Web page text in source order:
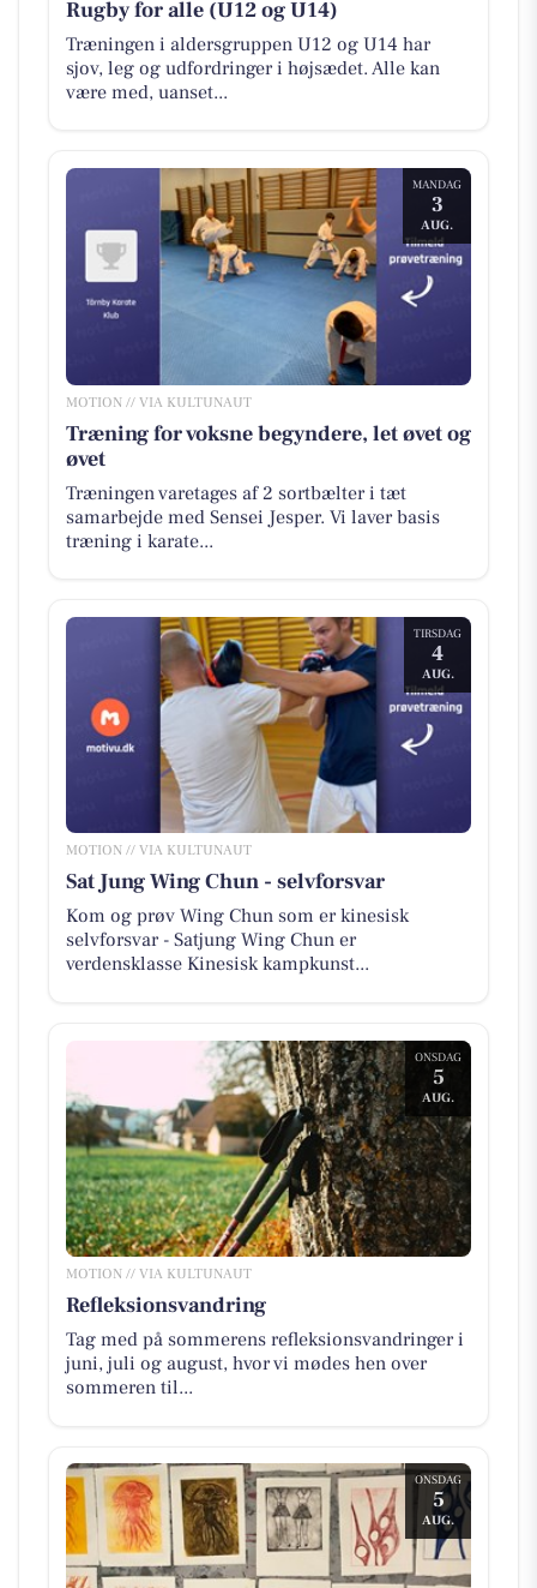
Rugby for alle (U12 og U14)
Træningen i aldersgruppen U12 og U14 har
sjov, leg og udfordringer i højsædet. Alle kan
være med, uanset...
MANDAG
3
AUG.
MOTION // VIA KULTUNAUT
Træning for voksne begyndere, let øvet og
øvet
Træningen varetages af 2 sortbælter i tæt
samarbejde med Sensei Jesper. Vi laver basis
træning i karate...
TIRSDAG
4
AUG.
MOTION // VIA KULTUNAUT
Sat Jung Wing Chun - selvforsvar
Kom og prøv Wing Chun som er kinesisk
selvforsvar - Satjung Wing Chun er
verdensklasse Kinesisk kampkunst...
ONSDAG
5
AUG.
MOTION // VIA KULTUNAUT
Refleksionsvandring
Tag med på sommerens refleksionsvandringer i
juni, juli og august, hvor vi mødes hen over
sommeren til...
ONSDAG
5
AUG.